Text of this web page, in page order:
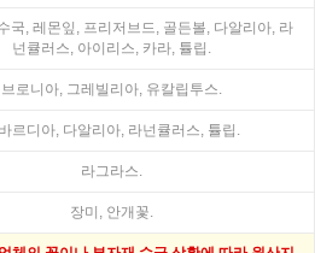
국, 레몬잎, 프리저브드, 골든볼, 다알리아, 라
넌큘러스, 아이리스, 카라, 튤립.
브로니아, 그레빌리아, 유칼립투스.
르디아, 다알리아, 라넌큘러스, 튤립.
라그라스.
장미, 안개꽃.